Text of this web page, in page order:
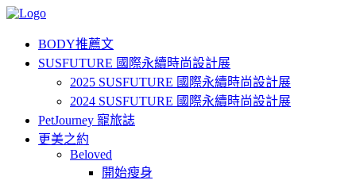
BODY推薦文
SUSFUTURE 國際永續時尚設計展
2025 SUSFUTURE 國際永續時尚設計展
2024 SUSFUTURE 國際永續時尚設計展
PetJourney 寵旅誌
更美之約
Beloved
開始瘦身